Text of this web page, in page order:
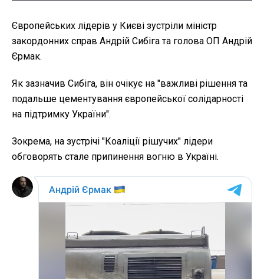
Європейських лідерів у Києві зустріли міністр
закордонних справ Андрій Сибіга та голова ОП Андрій
Єрмак.
Як зазначив Сибіга, він очікує на "важливі рішення та
подальше цементування європейської солідарності
на підтримку України".
Зокрема, на зустрічі "Коаліції рішучих" лідери
обговорять стале припинення вогню в Україні.